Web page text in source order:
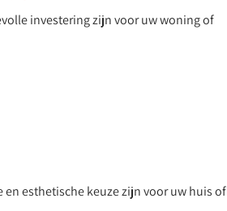
investering zijn voor uw woning of
en esthetische keuze zijn voor uw huis of